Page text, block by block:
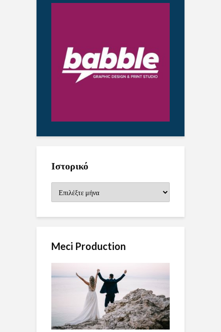
Ιστορικό
Meci Production